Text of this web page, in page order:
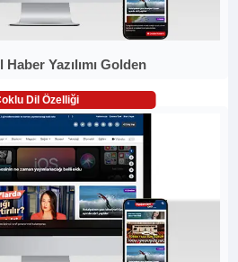
Yazılımı Golden
Dil Özelliği